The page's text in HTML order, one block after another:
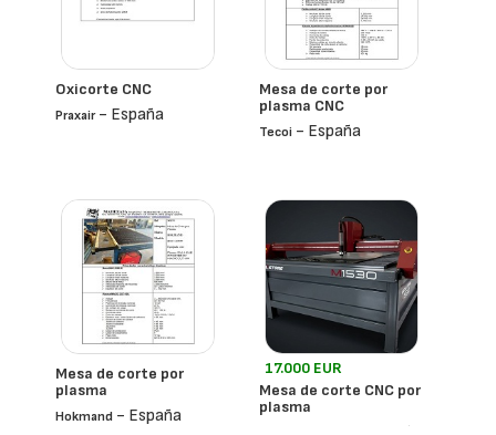
Oxicorte CNC
Praxair- España
Mesa de corte por
plasma CNC
Tecoi - España
Mesa de corte por
plasma
Hokmand - España
17.000 EUR
Mesa de corte CNC por
plasma